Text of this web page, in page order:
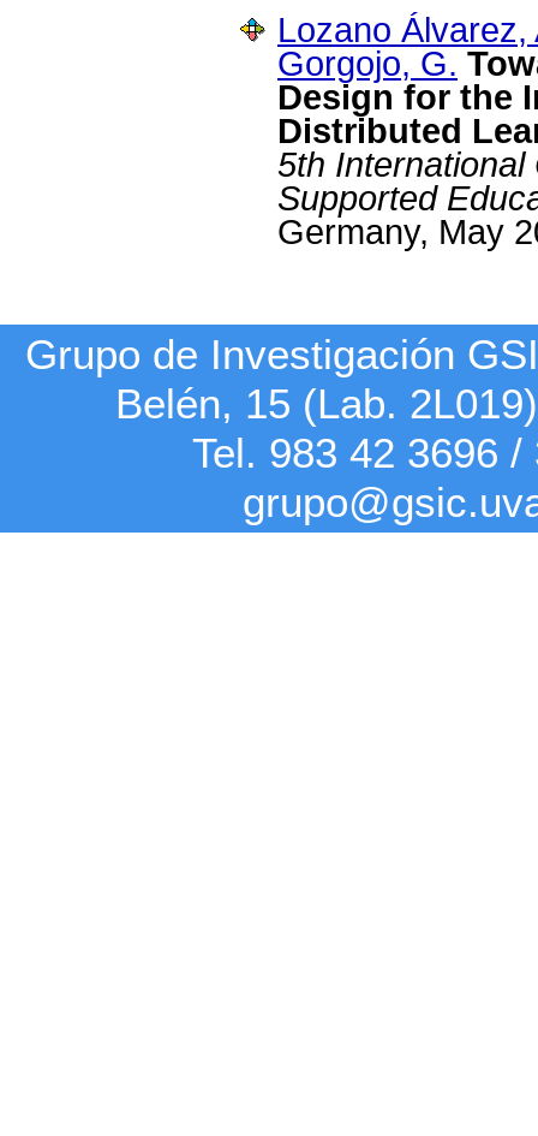
Lozano Álvarez,
Gorgojo, G.
Design for the
Distributed
5th
Supported
Germany, May
Grupo de Investigación
Belén, 15 (Lab. 2L019)
Tel. 983 42 3696 /